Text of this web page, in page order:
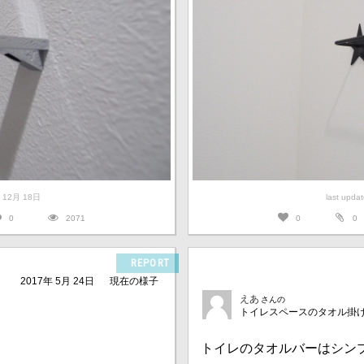
月 18日
0 2071
last
0 0
REPORT
2017年 5月 24日
現在の様子
えあ さんの
トイレスペースのタオル掛
トイレのタオルバーはシ